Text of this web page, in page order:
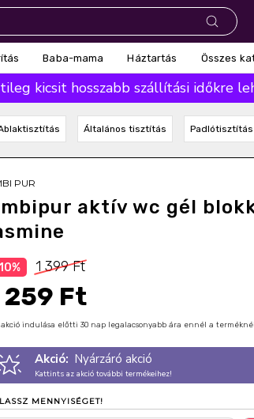
Baba-mama Háztartás Összes
kicsit hosszabb szállítási időkre
Általános tisztítás Padlótisztítás
PUR
aktív wc gél
1 399 Ft
259 Ft
akció indulása előtti 30 nap legalacsonyabb ára ennél a
Akció: Nyárzáró akció
Kattints az akció további termékeihez!
MENNYISÉGET!